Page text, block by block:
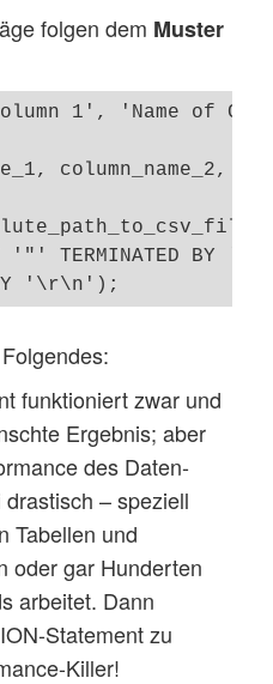
folgen dem Muster
1', 'Name of
column_name_2,
'"' TERMINATED BY
funktioniert zwar und
Ergebnis; aber
des Daten-
– speziell
Tabellen und
oder gar Hunderten
arbeitet. Dann
Statement zu
Killer!